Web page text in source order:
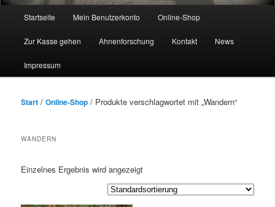
Startseite Mein Benutzerkonto Online-Shop
Zur Kasse gehen Ahnenforschung Kontakt News
Impressum
Start /Online-Shop / Produkte verschlagwortet mit „Wandern“
WANDERN
Einzelnes Ergebnis wird angezeigt